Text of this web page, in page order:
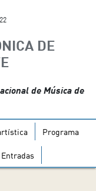
DE
de Música de
Programa
Entradas